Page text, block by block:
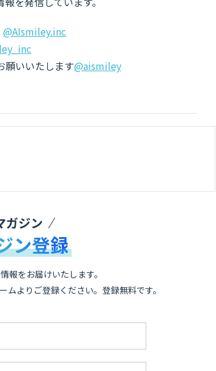
@AIsmiley.inc
願いいたします@aismiley
ガジン
ン登録
報をお届けいたします。
よりご登録ください。登録無料です。